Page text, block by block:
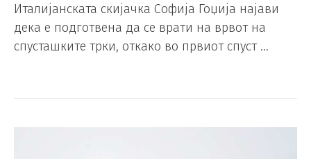
Италијанската скијачка Софија Гоџија најави
дека е подготвена да се врати на врвот на
спусташките трки, откако во првиот спуст …